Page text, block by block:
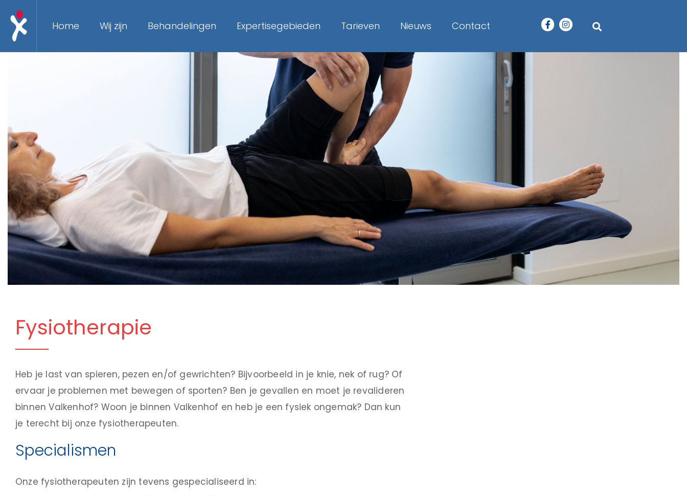
Home Wij zijn Behandelingen Expertisegebieden Tarieven Nieuws Contact
Fysiotherapie
Heb je last van spieren, pezen en/of gewrichten? Bijvoorbeeld in je knie, nek of rug? Of
ervaar je problemen met bewegen of sporten? Ben je gevallen en moet je revalideren
binnen Valkenhof? Woon je binnen Valkenhof en heb je een fysiek ongemak? Dan kun
je terecht bij onze fysiotherapeuten.
Specialismen
Onze fysiotherapeuten zijn tevens gespecialiseerd in: